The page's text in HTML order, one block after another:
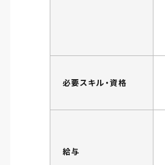
必要スキル・資格
給与